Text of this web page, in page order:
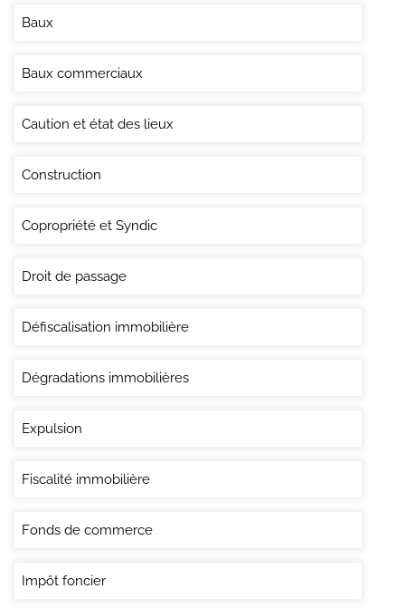
Baux
Baux commerciaux
Caution et état des lieux
Construction
Copropriété et Syndic
Droit de passage
Défiscalisation immobilière
Dégradations immobilières
Expulsion
Fiscalité immobilière
Fonds de commerce
Impôt foncier